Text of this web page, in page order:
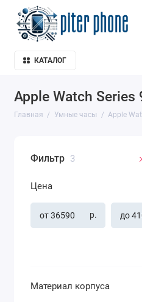
КАТАЛОГ
Apple Watch
Главная Умные часы Apple
Фильтр 3
Цена
р.
Материал корпуса